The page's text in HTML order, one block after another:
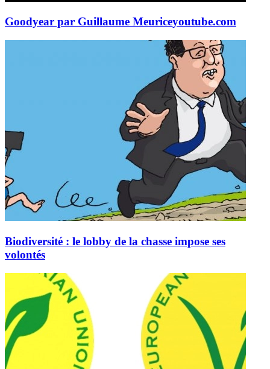
Goodyear par Guillaume Meuriceyoutube.com
Biodiversité : le lobby de la chasse impose ses
volontés